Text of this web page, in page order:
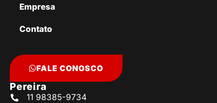
Empresa
Contato
FALE CONOSCO
Pereira
11 98385-9734